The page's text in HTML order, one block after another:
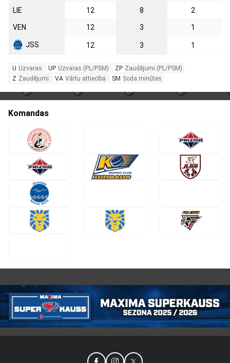
LIE 12 8 2
VEN 12 3 1
JSS 12 3 1
U Uzvaras UP Uzvaras (PL/PSM) ZP Zaudējumi (PL/PSM)
Z Zaudējumi VA Vārtu attiecība SM Soda minūtes
Komandas